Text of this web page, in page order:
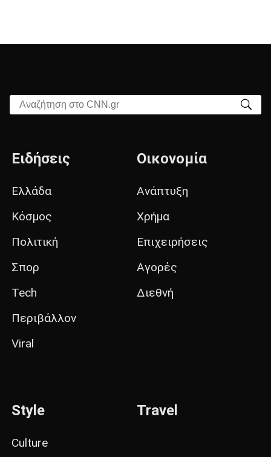
Αναζήτηση στο CNN.gr
Ειδήσεις
Ελλάδα
Κόσμος
Πολιτική
Σπορ
Tech
Περιβάλλον
Viral
Οικονομία
Ανάπτυξη
Χρήμα
Επιχειρήσεις
Αγορές
Διεθνή
Style
Culture
Travel